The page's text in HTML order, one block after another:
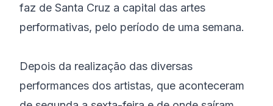
faz de Santa Cruz a capital das artes
performativas, pelo período de uma semana.
Depois da realização das diversas
performances dos artistas, que aconteceram